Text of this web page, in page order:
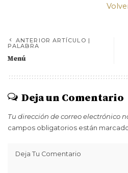
ANTERIOR ARTÍCULO |
PALABRA
Menú
Deja un Comentario
Tu dirección de correo electrónico
campos obligatorios están